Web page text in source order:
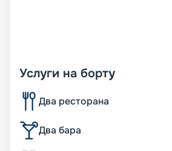
Услуги на борту
Два ресторана
Два бара